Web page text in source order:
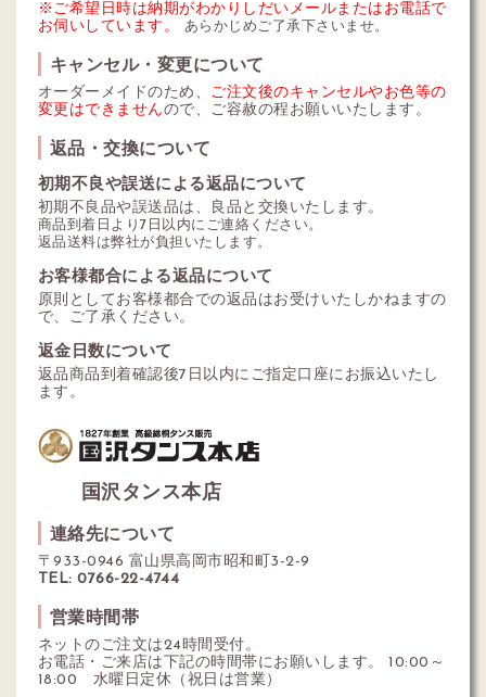
※ご希望日時は納期がわかりしだいメールまたはお電話で
お伺いしています。
あらかじめご了承下さいませ。
キャンセル・変更について
オーダーメイドのため、 ご注文後のキャンセルやお色等の
変更はできませんので、ご容赦の程お願いいたします。
返品・交換について
初期不良や誤送による返品について
初期不良品や誤送品は、良品と交換いたします。
商品到着日より7日以内にご連絡ください。
返品送料は弊社が負担いたします。
お客様都合による返品について
原則としてお客様都合での返品はお受けいたしかねますの
で、ご了承ください。
返金日数について
返品商品到着確認後7日以内にご指定口座にお振込いたし
ます。
国沢タンス本店
連絡先について
〒933-0946 富山県高岡市昭和町3-2-9
TEL: 0766-22-4744
営業時間帯
ネットのご注文は24時間受付。
お電話・ご来店は下記の時間帯にお願いします。 10:00～
18:00 水曜日定休（祝日は営業）